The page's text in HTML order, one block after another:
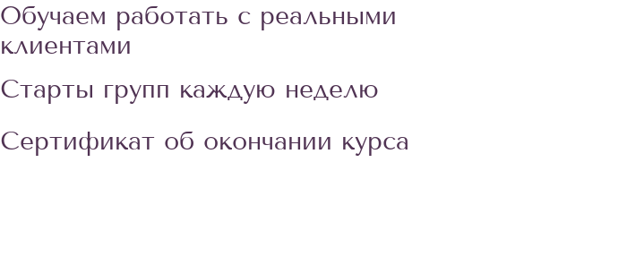
Обучаем работать с реальными
клиентами
Старты групп каждую неделю
Сертификат об окончании курса